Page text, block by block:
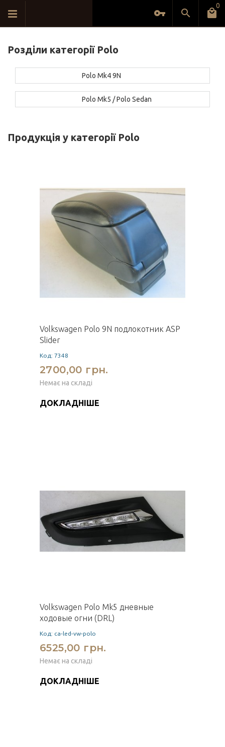
0
Розділи категорії Polo
Polo Mk4 9N
Polo Mk5 / Polo Sedan
Продукція у категорії Polo
Volkswagen Polo 9N подлокотник ASP
Slider
Код: 7348
2700,00 грн.
Немає на складі
ДОКЛАДНІШЕ
Volkswagen Polo Mk5 дневные
ходовые огни (DRL)
Код: ca-led-vw-polo
6525,00 грн.
Немає на складі
ДОКЛАДНІШЕ